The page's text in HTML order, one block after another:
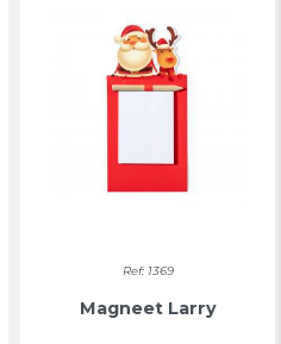
Ref: 1369
Magneet Larry